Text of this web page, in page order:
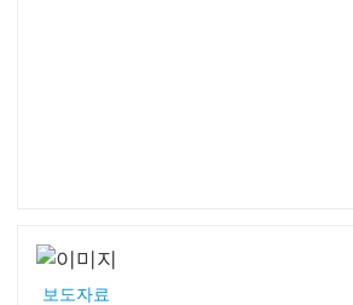
보도자료